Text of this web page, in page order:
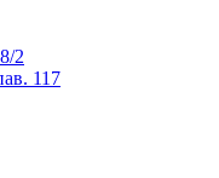
2
117